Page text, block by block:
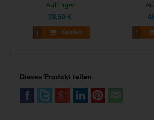
78,50 €
Kaufen
Auf Lager
Dieses Produkt teilen